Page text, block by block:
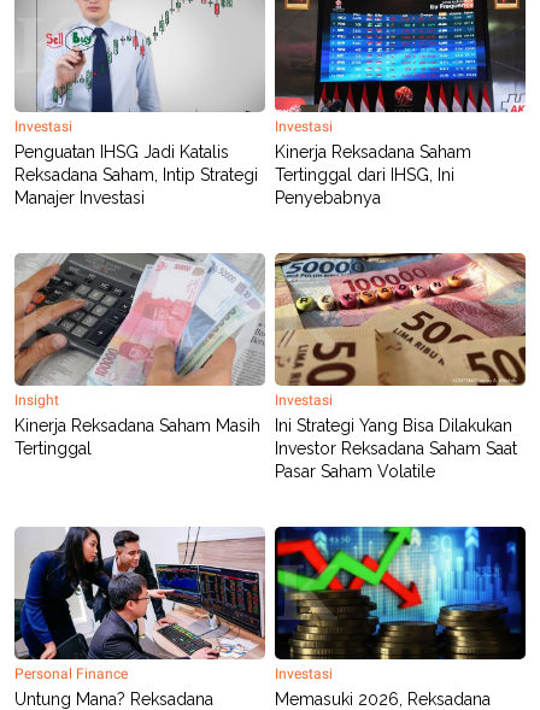
SITEMAPPROFILE
USE
PEMBERITAAN
SIBER
PRIVACY
Investasi
Penguatan IHSG Jadi Katalis
Reksadana Saham, Intip Strategi
Manajer Investasi
Investasi
Kinerja Reksadana Saham
Tertinggal dari IHSG, Ini
Penyebabnya
Insight
Kinerja Reksadana Saham Masih
Tertinggal
Investasi
Ini Strategi Yang Bisa Dilakukan
Investor Reksadana Saham Saat
Pasar Saham Volatile
Personal Finance
Untung Mana? Reksadana
Investasi
Memasuki 2026, Reksadana